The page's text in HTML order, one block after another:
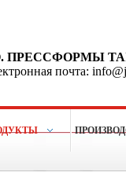
ПРЕССФОРМЫ
почта: